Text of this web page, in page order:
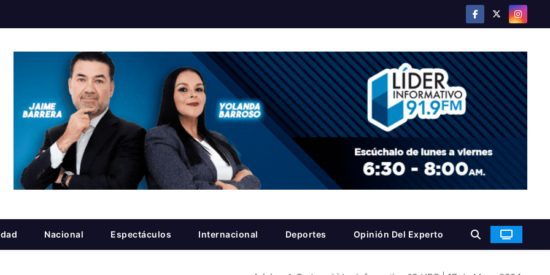
Nacional Espectáculos Internacional Deportes Opinión Del Experto